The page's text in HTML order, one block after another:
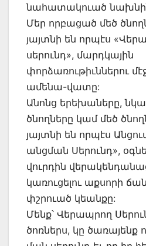
նահատակուած
Մեր որբացած մեծ
յայտնի են որպէս
սերունդ», մարդկային
փորձառութիւններու
ամենա-վատը:
Անոնց երեխաները,
ծնողները կամ մեծ
յայտնի են որպէս
անցման Սերունդ»,
վուրդին
կառուցելու աքսորի
փշրուած կեանքը:
Մենք՝ Վերապրող
ծոռներս, կը ծառայենք